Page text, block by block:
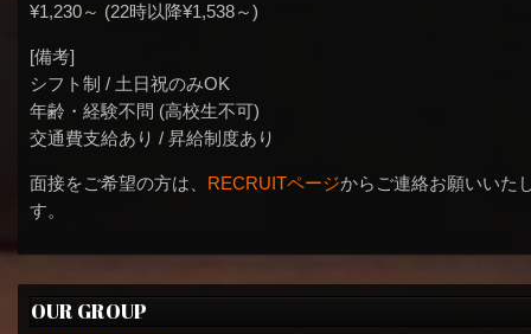
¥1,230～ (22時以降¥1,538～)
[備考]
シフト制 / 土日祝のみOK
年齢・経験不問 (高校生不可)
交通費支給あり / 昇給制度あり
面接をご希望の方は、 RECRUITページからご連絡お願いいた
す。
OUR GROUP